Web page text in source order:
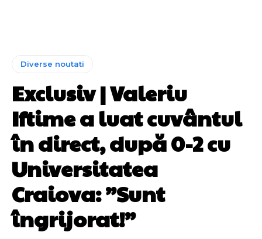
Diverse noutati
Exclusiv | Valeriu
Iftime a luat cuvântul
în direct, după 0-2 cu
Universitatea
Craiova: ”Sunt
îngrijorat!”